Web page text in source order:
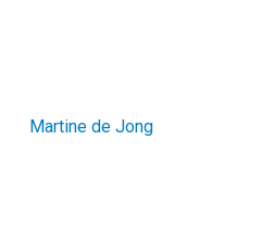
Martine de Jong